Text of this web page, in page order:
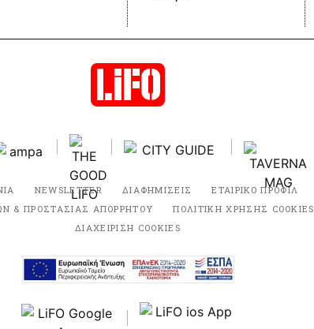
NEWSLETTER ΔΙΑΦΗΜΙΣΕΙΣ ΕΤΑΙΡΙΚΟ ΠΡΟΦΙΛ
& ΠΡΟΣΤΑΣΙΑΣ ΑΠΟΡΡΗΤΟΥ
ΠΟΛΙΤΙΚΗ ΧΡΗΣΗΣ COOKIES
ΔΙΑΧΕΙΡΙΣΗ COOKIES